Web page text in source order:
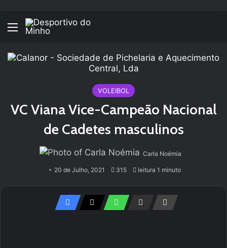
Menu
VOLEIBOL
VC Viana Vice-Campeão Nacional
de Cadetes masculinos
Carla Noémia
20 de Julho, 2021 315 leitura 1 minuto